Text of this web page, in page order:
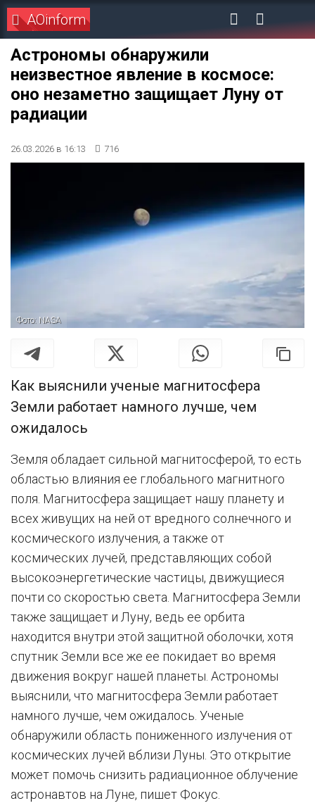
AOinform
Астрономы обнаружили
неизвестное явление в космосе:
оно незаметно защищает Луну от
радиации
26.03.2026 в 16:13 716
Фото: NASA
Как выяснили ученые магнитосфера
Земли работает намного лучше, чем
ожидалось
Земля обладает сильной магнитосферой, то есть
областью влияния ее глобального магнитного
поля. Магнитосфера защищает нашу планету и
всех живущих на ней от вредного солнечного и
космического излучения, а также от
космических лучей, представляющих собой
высокоэнергетические частицы, движущиеся
почти со скоростью света. Магнитосфера Земли
также защищает и Луну, ведь ее орбита
находится внутри этой защитной оболочки, хотя
спутник Земли все же ее покидает во время
движения вокруг нашей планеты. Астрономы
выяснили, что магнитосфера Земли работает
намного лучше, чем ожидалось. Ученые
обнаружили область пониженного излучения от
космических лучей вблизи Луны. Это открытие
может помочь снизить радиационное облучение
астронавтов на Луне, пишет Фокус.